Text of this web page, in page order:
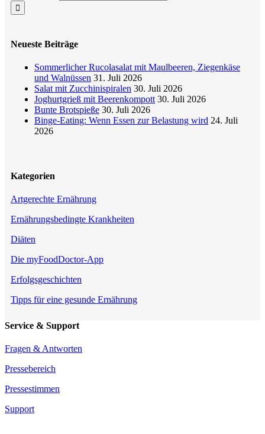
Neueste Beiträge
Sommerlicher Rucolasalat mit Maulbeeren, Ziegenkäse
und Walnüssen 31. Juli 2026
Salat mit Zucchinispiralen 30. Juli 2026
Joghurtgrieß mit Beerenkompott 30. Juli 2026
Bunte Brotspieße 30. Juli 2026
Binge-Eating: Wenn Essen zur Belastung wird 24. Juli
2026
Kategorien
Artgerechte Ernährung
Ernährungsbedingte Krankheiten
Diäten
Die myFoodDoctor-App
Erfolgsgeschichten
Tipps für eine gesunde Ernährung
Service & Support
Fragen & Antworten
Pressebereich
Pressestimmen
Support